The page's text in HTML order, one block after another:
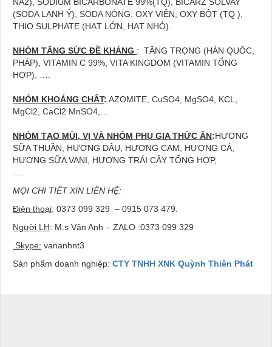
NA2), SODIUM BICARBONATE 99%(TQ), BICARZ SOLVAY
(SODA LẠNH Ý), SODA NÓNG, OXY VIÊN, OXY BỘT (TQ ),
THIO SULPHATE (HẠT LỚN, HẠT NHỎ).
NHÓM TĂNG SỨC ĐỀ KHÁNG : TĂNG TRỌNG (HÀN QUỐC,
PHÁP), VITAMIN C 99%, VITA KINGDOM (VITAMIN TỔNG
HỢP), ….
NHÓM KHOÁNG CHẤT: AZOMITE, CuSO4, MgSO4, KCL,
MgCl2, CaCl2 MnSO4,…
NHÓM TẠO MÙI, VỊ VÀ NHÓM PHỤ GIA THỨC ĂN:HƯƠNG
SỮA THUẦN, HƯƠNG DÂU, HƯƠNG CAM, HƯƠNG CÁ,
HƯƠNG SỮA VANI, HƯƠNG TRÁI CÂY TỔNG HỢP,
….
MỌI CHI TIẾT XIN LIÊN HỆ:
Điện thoại: 0373 099 329 – 0915 073 479.
Người LH: M.s Vân Anh – ZALO :0373 099 329
Skype: vananhnt3
Sản phẩm doanh nghiệp: CTY TNHH XNK Quỳnh Thiên Phát